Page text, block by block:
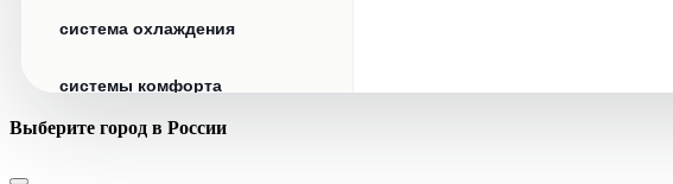
система охлаждения
системы комфорта
стекла
Выберите город в России